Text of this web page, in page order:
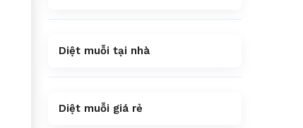
Diệt muỗi tại nhà
Diệt muỗi giá rẻ